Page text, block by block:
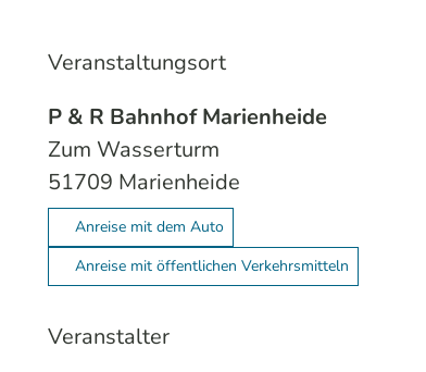
Veranstaltungsort
P & R Bahnhof Marienheide
Zum Wasserturm
51709 Marienheide
Anreise mit dem Auto
Anreise mit öffentlichen Verkehrsmitteln
Veranstalter